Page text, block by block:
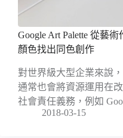
Google Art Palette 從藝
顏色找出同色創作
對世界級大型企業來說
通常也會將資源運用在
社會責任義務，例如
2018-03-15